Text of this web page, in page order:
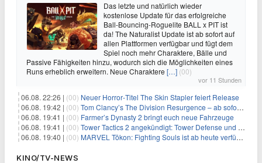
Das letzte und natürlich wieder
kostenlose Update für das erfolgreiche
Ball-Bouncing-Roguelite BALL x PIT ist
da! The Naturalist Update ist ab sofort auf
allen Plattformen verfügbar und fügt dem
Spiel noch mehr Charaktere, Bälle und
Passive Fähigkeiten hinzu, wodurch sich die Möglichkeiten eines
Runs erheblich erweitern. Neue Charaktere […] (00)
vor 11 Stunden
06.08. 22:26 | (00) Neuer Horror‑Titel The Skin Stapler feiert Release
06.08. 19:42 | (00) Tom Clancy’s The Division Resurgence – ab sofort für euch verfügbar
06.08. 19:41 | (00) Farmer’s Dynasty 2 bringt euch neue Fahrzeuge
06.08. 19:41 | (00) Tower Tactics 2 angekündigt: Tower Defense und Deckbuilding Kombo kehrt zurück
06.08. 19:40 | (00) MARVEL Tōkon: Fighting Souls ist ab heute verfügbar
KINO/TV-NEWS